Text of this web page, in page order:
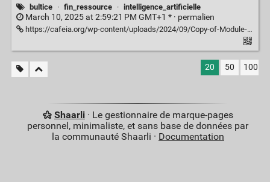
bultice · fin_ressource · intelligence_artificielle
March 10, 2025 at 2:59:21 PM GMT+1 * · permalien
https://cafeia.org/wp-content/uploads/2024/09/Copy-of-Module-pedagogique-Quest-ce-que-lIA-_.pdf
20 50 100
Shaarli· Le gestionnaire de marque-pages
personnel, minimaliste, et sans base de données par
la communauté Shaarli · Documentation